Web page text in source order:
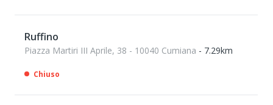
Ruffino
Piazza Martiri III Aprile, 38 - 10040 Cumiana - 7.29km
Chiuso